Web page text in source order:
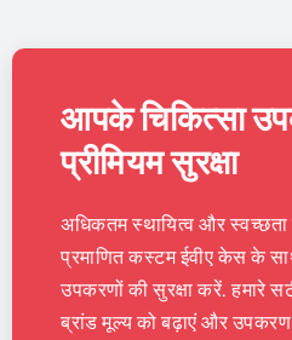
आपके चिकित्सा
प्रीमियम सुरक्षा
अधिकतम स्थायित्व और स्वच्छता
प्रमाणित कस्टम ईवीए केस के
उपकरणों की सुरक्षा करें. हमारे
ब्रांड मूल्य को बढ़ाएं और